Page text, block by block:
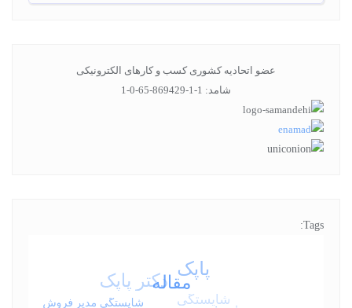
عضو اتحادیه کشوری کسب و کارهای الکترونیکی
شامد: 1-1-869429-65-0-1
Tags: